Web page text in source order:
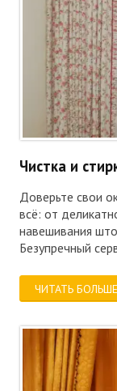
Чистка и
Доверьте свои
всё: от
навешивания
Безупречный
ЧИТАТЬ БОЛЬШЕ